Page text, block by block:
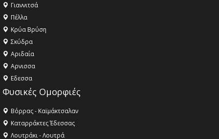
Γιαννιτσά
Πέλλα
Κρύα Βρύση
Σκύδρα
Αριδαία
Aρνισσα
Eδεσσα
Φυσικές Ομορφιές
Βόρρας - Καϊμάκτσαλαν
Καταρράκτες Έδεσσας
Λουτράκι - Λουτρά